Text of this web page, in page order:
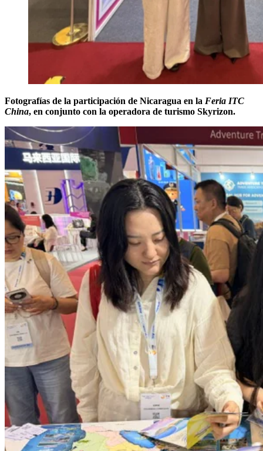
Fotografías de la participación de Nicaragua en la Feria ITC
China, en conjunto con la operadora de turismo Skyrizon.